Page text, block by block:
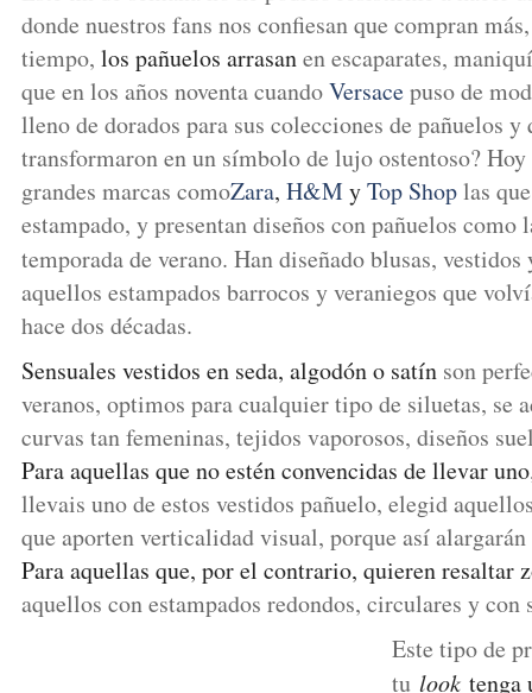
donde nuestros fans nos confiesan que compran
tiempo, los pañuelos arrasanen escaparates,
que en los años noventa cuandoVersacepuso de
lleno de dorados para sus colecciones de pañuelos y
transformaron en un símbolo de lujo ostentoso?
grandes marcas comoZara, H&M yTop Shoplas
estampado, y presentan diseños con pañuelos como
temporada de verano. Han diseñado blusas,
aquellos estampados barrocos y veraniegos que
hace dos décadas.
Sensuales vestidos en seda, algodón o satín son
veranos, optimos para cualquier tipo de siluetas, se
curvas tan femeninas, tejidos vaporosos, diseños
Para aquellas que no estén convencidas de llevar uno
llevais uno de estos vestidos pañuelo, elegid
que aporten verticalidad visual, porque así
Para aquellas que, por el contrario, quieren resaltar
aquellos con estampados redondos, circulares y con
Este tipo de
tu look tenga